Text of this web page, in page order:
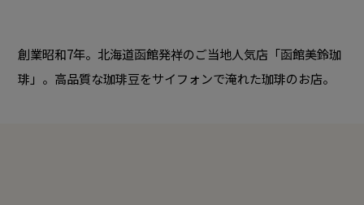
創業昭和7年。北海道函館発祥のご当地人気店「函館美鈴珈
琲」。高品質な珈琲豆をサイフォンで淹れた珈琲のお店。